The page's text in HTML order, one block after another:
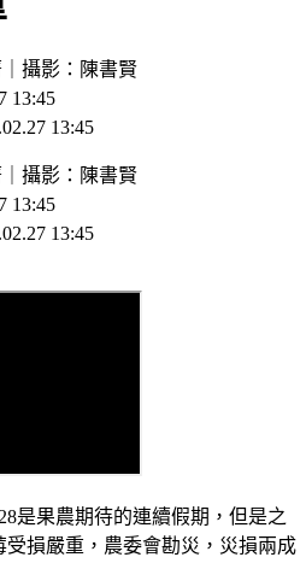
攝影：陳書賢
13:45
｜攝影
13:45
是果農期待的連續假期，但是之